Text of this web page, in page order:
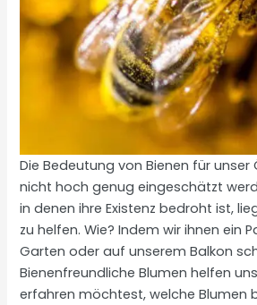
Die Bedeutung von Bienen für unser
nicht hoch genug eingeschätzt
in denen ihre Existenz bedroht ist,
zu helfen. Wie? Indem wir ihnen ein
Garten oder auf unserem Balkon
Bienenfreundliche Blumen helfen
erfahren möchtest, welche Blumen